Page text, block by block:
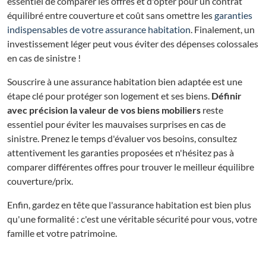
équilibré entre couverture et coût sans omettre lesgaranties
indispensables de votre assurance habitation. Finalement, un
investissement léger peut vous éviter des dépenses colossales
en cas de sinistre !
Souscrire à une assurance habitation bien adaptée est une
étape clé pour protéger son logement et ses biens. Définir
avec précision la valeur de vos biens mobiliers reste
essentiel pour éviter les mauvaises surprises en cas de
sinistre. Prenez le temps d'évaluer vos besoins, consultez
attentivement les garanties proposées et n'hésitez pas à
comparer différentes offres pour trouver le meilleur équilibre
couverture/prix.
Enfin, gardez en tête que l'assurance habitation est bien plus
qu'une formalité : c'est une véritable sécurité pour vous, votre
famille et votre patrimoine.